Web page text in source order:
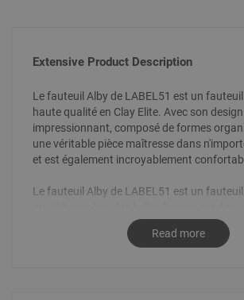
Extensive Product Description
Le fauteuil Alby de LABEL51 est un
haute qualité en Clay Elite. Avec son design
impressionnant, composé de formes
une véritable pièce maîtresse dans
et est également incroyablement
Le fauteuil Alby de LABEL51 est un
combinaison des formes organiques, des
dossier et des pieds ronds et ludiques crée
Read more